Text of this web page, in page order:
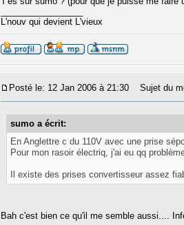
L'nouv qui devient L'vieux
Posté le: 12 Jan 2006 à 21:30 Sujet du
sumo a écrit:
En Anglettre c du 110V avec une prise
Pour mon rasoir électriq, j'ai eu qq
Il existe des prises convertisseur assez
Bah c'est bien ce qu'il me semble aussi....